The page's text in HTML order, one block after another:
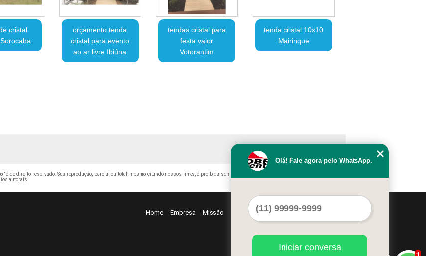
cristal
orçamento tenda
cristal para evento
ao ar livre Ibiúna
tendas cristal para
festa valor
Votorantim
tenda cristal 10x10
Mairinque
" é de direito reservado. Sua reprodução, parcial ou total, mesmo citando nossos links, é proibida sem a autorização do autor. Crime de violação de direito
autorais.
Home Empresa Missão Serviços Contato Mapa do site
Olá! Fale agora pelo WhatsApp.
Iniciar conversa